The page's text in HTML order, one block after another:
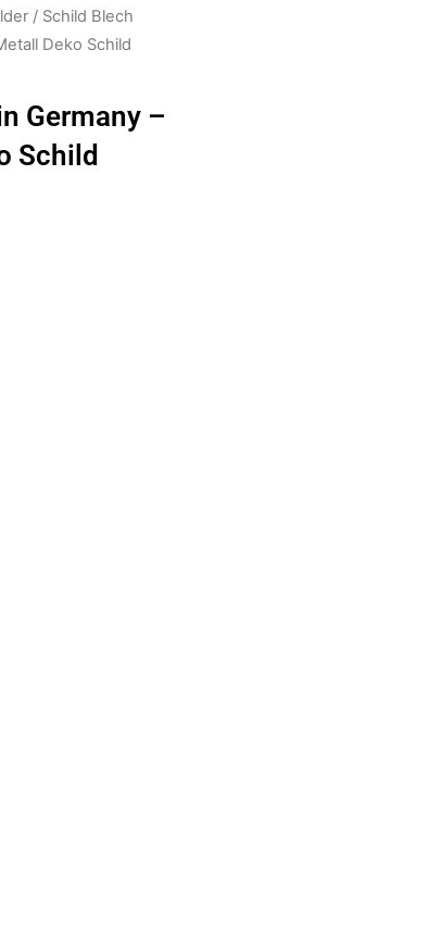
/ Schild Blech
Deko Schild
Germany –
Schild